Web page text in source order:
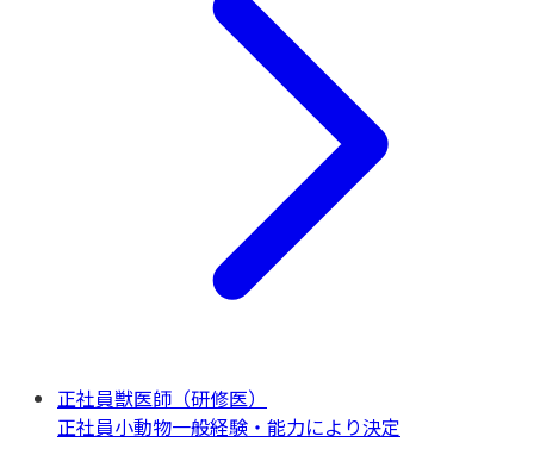
正社員獣医師（研修医）
正社員小動物一般経験・能力により決定